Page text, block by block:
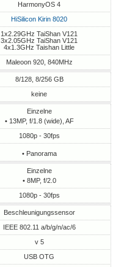
HarmonyOS 4
HiSilicon Kirin 8020
1x2.29GHz TaiShan V121
3x2.05GHz TaiShan V121
4x1.3GHz Taishan Little
Maleoon 920, 840MHz
8/128, 8/256 GB
keine
Einzelne
• 13MP, f/1.8 (wide), AF
1080p - 30fps
• Panorama
Einzelne
• 8MP, f/2.0
1080p - 30fps
Beschleunigungssensor
IEEE 802.11 a/b/g/n/ac/6
v 5
USB OTG